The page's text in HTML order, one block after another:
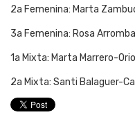
2a Femenina: Marta
3a Femenina: Rosa
1a Mixta: Marta Marrero-
2a Mixta: Santi Balaguer-